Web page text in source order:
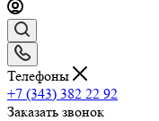
Телефоны
+7 (343) 382 22 92
Заказать звонок